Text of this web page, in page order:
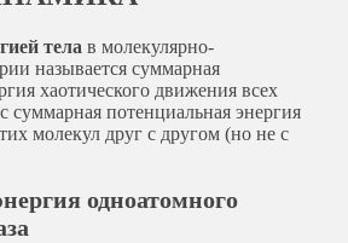
тела в молекулярно-
называется суммарная
хаотического движения всех
суммарная потенциальная энергия
молекул друг с другом (но не с
одноатомного